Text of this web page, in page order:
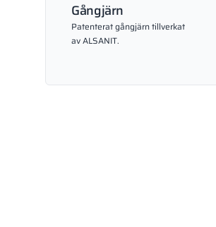
Gångjärn
Patenterat gångjärn tillverkat
av ALSANIT.